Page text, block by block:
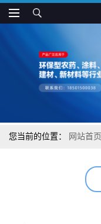
您当前的位置： 网站首页